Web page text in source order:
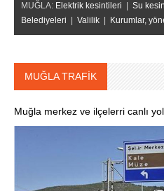
MUĞLA: Elektrik kesintileri Su
Belediyeleri
Valilik Kurumlar,
MUĞLA TRAFİK
Muğla merkez ve ilçelerri canlı